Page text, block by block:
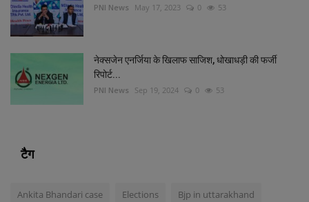
PNI News May 17, 2023 0 53
नेक्सजेन एनर्जिया के खिलाफ साजिश, धोखाधड़ी की फर्जी
रिपोर्ट...
PNI News Sep 19, 2024 0 53
टैग
Ankita Bhandari case Elections Bjp in uttarakhand